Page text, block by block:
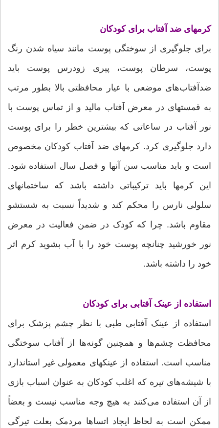
کرمهای ضد آفتاب برای کودکان
برای جلوگیری از سوختگی پوست مانند سیاه شدن رنگ
پوست، سرطان پوست، پیری زودرس پوست باید
ضدآفتاب‌‌های موضعی با عیار محافظتی بالا بطور مرتب
به قمستهای در معرض آفتاب مالید و از تماس پوست با
نور آفتاب در ساعاتی که بیشترین خطر را برای پوست
دارد جلوگیری کرد. کرمهای ضد آفتاب کودکان مخصوص
است و باید مناسب سن آنها و فصل سال استفاده شود.
این کرمها باید ترکیباتی داشته باشد که ساختمانهای
سلولی نارس را محکم کند و شدیداً نسبت به شستشو
مقاوم باشد. چرا که کودک در ضمن فعالیت در معرض
نور خورشید چنانچه پوست خود را با آب بشوید کرم اثر
خود را داشته باشد.
استفاده از عینک آفتابی برای کودکان
استفاده از عینک آفتابی طبی با نظر چشم پزشک برای
محافظت چشم‌ها و همچنین گونه‌ها از آفتاب سوختگی
مناسب است. استفاده از عینکهای معمولی غیر استاندارد
با شیشه‌های تیره که اغلب کودکان به عنوان اسباب بازی
از آن استفاده می‌کنند به هیچ وجه مناسب نیست و بعضاً
ممکن است به لحاظ ایجاد اتساها مردمک بعلت تیرگی